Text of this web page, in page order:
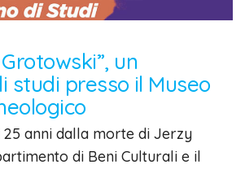
un
studi presso il Museo
25 anni dalla morte di Jerzy
di Beni Culturali e il